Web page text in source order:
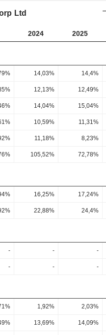
Ltd
2024 2025
14,03% 14,4%
12,13% 12,49%
14,04% 15,04%
10,59% 11,31%
11,18% 8,23%
105,52% 72,78%
16,25% 17,24%
22,88% 24,4%
- - -
- - -
1,92% 2,03%
13,69% 14,09%